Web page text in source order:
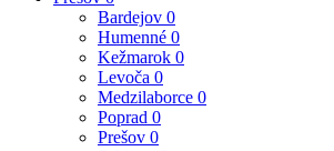
Bardejov 0
Humenné 0
Kežmarok 0
Levoča 0
Medzilaborce 0
Poprad 0
Prešov 0